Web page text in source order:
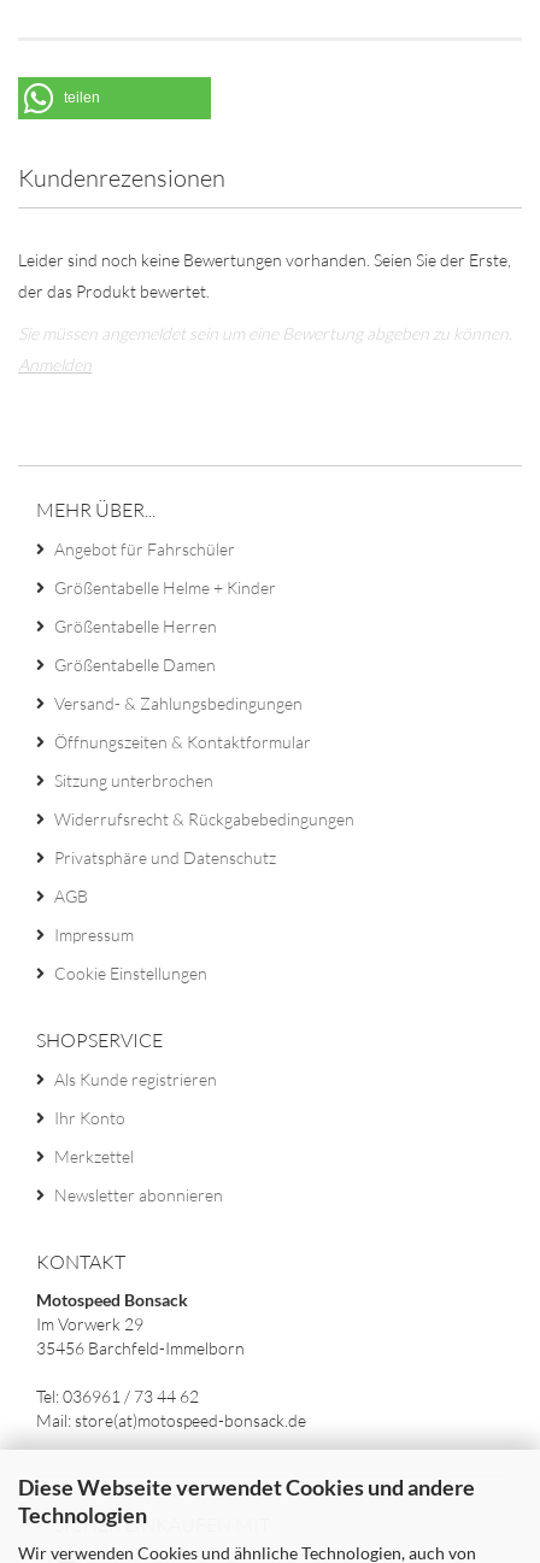
Diese Webseite verwendet Cookies und andere
Technologien
Wir verwenden Cookies und ähnliche Technologien, auch von
teilen
Kundenrezensionen
Leider sind noch keine Bewertungen vorhanden. Seien Sie der Erste,
der das Produkt bewertet.
Sie müssen angemeldet sein um eine Bewertung abgeben zu können.
Anmelden
MEHR ÜBER...
Angebot für Fahrschüler
Größentabelle Helme + Kinder
Größentabelle Herren
Größentabelle Damen
Versand- & Zahlungsbedingungen
Öffnungszeiten & Kontaktformular
Sitzung unterbrochen
Widerrufsrecht & Rückgabebedingungen
Privatsphäre und Datenschutz
AGB
Impressum
Cookie Einstellungen
SHOPSERVICE
Als Kunde registrieren
Ihr Konto
Merkzettel
Newsletter abonnieren
KONTAKT
Motospeed Bonsack
Im Vorwerk 29
35456 Barchfeld-Immelborn
Tel: 036961 / 73 44 62
Mail: store(at)motospeed-bonsack.de
SICHER EINKAUFEN MIT